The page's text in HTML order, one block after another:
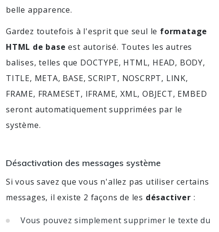
belle apparence.
Gardez toutefois à l'esprit que seul le formatage
HTML de base est autorisé. Toutes les autres
balises, telles que DOCTYPE, HTML, HEAD, BODY,
TITLE, META, BASE, SCRIPT, NOSCRPT, LINK,
FRAME, FRAMESET, IFRAME, XML, OBJECT, EMBED
seront automatiquement supprimées par le
système.
Désactivation des messages système
Si vous savez que vous n'allez pas utiliser certains
messages, il existe 2 façons de les désactiver :
Vous pouvez simplement supprimer le texte du